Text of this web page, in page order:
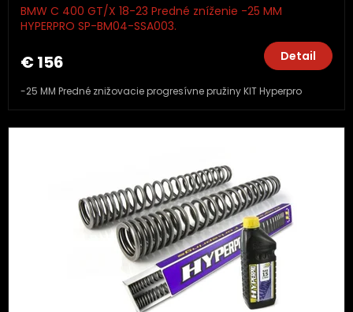
BMW C 400 GT/X 18-23 Predné zníženie -25 MM
HYPERPRO SP-BM04-SSA003.
€ 156 Detail
-25 MM Predné znižovacie progresívne pružiny KIT Hyperpro